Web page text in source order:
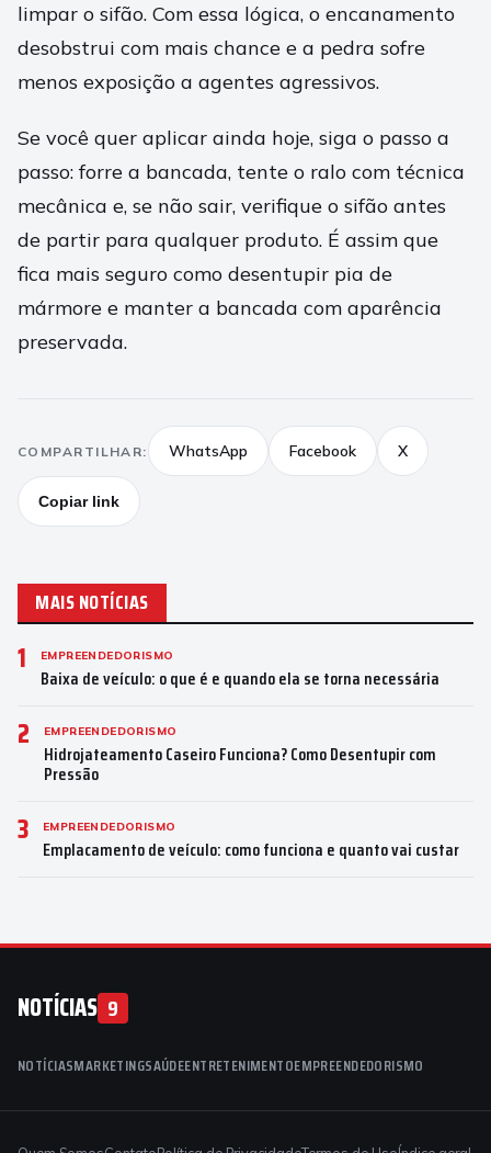
limpar o sifão. Com essa lógica, o encanamento
desobstrui com mais chance e a pedra sofre
menos exposição a agentes agressivos.
Se você quer aplicar ainda hoje, siga o passo a
passo: forre a bancada, tente o ralo com técnica
mecânica e, se não sair, verifique o sifão antes
de partir para qualquer produto. É assim que
fica mais seguro como desentupir pia de
mármore e manter a bancada com aparência
preservada.
COMPARTILHAR: WhatsApp Facebook X
Copiar link
MAIS NOTÍCIAS
1 EMPREENDEDORISMO
Baixa de veículo: o que é e quando ela se torna necessária
2 EMPREENDEDORISMO
Hidrojateamento Caseiro Funciona? Como Desentupir com
Pressão
3 EMPREENDEDORISMO
Emplacamento de veículo: como funciona e quanto vai custar
NOTÍCIAS 9
NOTÍCIASMARKETINGSAÚDEENTRETENIMENTOEMPREENDEDORISMO